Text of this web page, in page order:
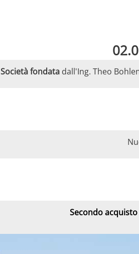
Società fondatadall'Ing. Theo
Secondo